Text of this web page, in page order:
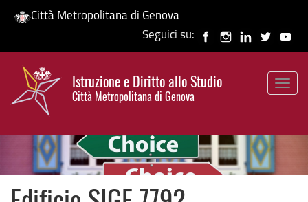
Salta
contenuto
principale
Città Metropolitana di Genova
Seguici su:
Istruzione e Diritto allo Studio
Città Metropolitana di Genova
HP banner